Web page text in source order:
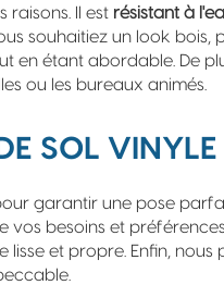
raisons. Il est résistant à
souhaitiez un look bois,
en étant abordable. De
ou les bureaux animés.
SOL VINYLE
garantir une pose
vos besoins et
lisse et propre. Enfin, nous